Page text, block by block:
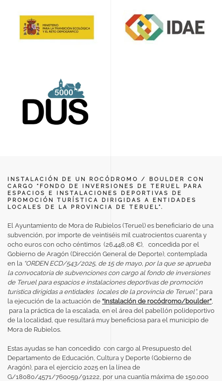
INSTALACIÓN DE UN ROCÓDROMO / BOULDER CON
CARGO “FONDO DE INVERSIONES DE TERUEL PARA
ESPACIOS E INSTALACIONES DEPORTIVAS DE
PROMOCIÓN TURÍSTICA DIRIGIDAS A ENTIDADES
LOCALES DE LA PROVINCIA DE TERUEL”.
El Ayuntamiento de Mora de Rubielos (Teruel) es beneficiario de una
subvención, por importe de veintiséis mil cuatrocientos cuarenta y
ocho euros con ocho céntimos (26.448,08 €), concedida por el
Gobierno de Aragón (Dirección General de Deporte), contemplada
en la “ORDEN ECD/543/2025, de 15 de mayo, por la que se aprueba
la convocatoria de subvenciones con cargo al fondo de inversiones
de Teruel para espacios e instalaciones deportivas de promoción
turística dirigidas a entidades locales de la provincia de Teruel”, para
la ejecución de la actuación de “Instalación de rocódromo/boulder”
para la práctica de la escalada, en el área del pabellón polideportivo
de la localidad, que resultará muy beneficiosa para el municipio de
Mora de Rubielos.
Estas ayudas se han concedido con cargo al Presupuesto del
Departamento de Educación, Cultura y Deporte (Gobierno de
Aragón), para el ejercicio 2025 en la línea de
G/18080/4571/760059/91222, por una cuantía máxima de 150.000